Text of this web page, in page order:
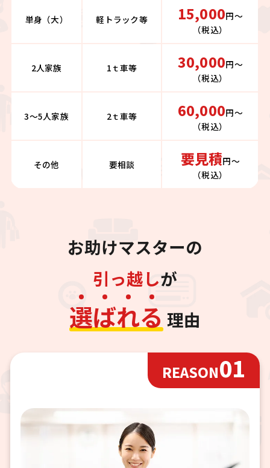
単身（大） 軽トラック等 15,000円〜
（税込）
2人家族 1ｔ車等 30,000円〜
（税込）
3～5人家族 2ｔ車等 60,000円〜
（税込）
その他 要相談 要見積円〜
（税込）
お助けマスターの
引っ越しが
選ばれる 理由
REASON01